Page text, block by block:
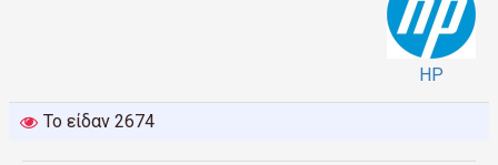
HP
Το είδαν 2674